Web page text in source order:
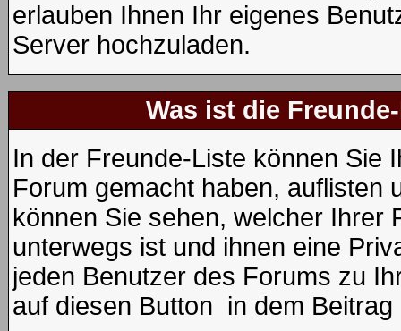
erlauben Ihnen Ihr eigenes
Server hochzuladen.
Was ist die
In der Freunde-Liste können Sie
Forum gemacht haben, auflisten
können Sie sehen, welcher Ihrer
unterwegs ist und ihnen eine
jeden Benutzer des Forums zu
auf diesen Button in dem